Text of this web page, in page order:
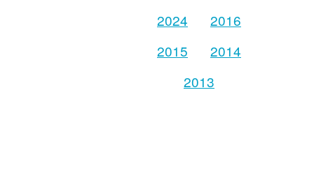
2024
2016
2015
2014
2013